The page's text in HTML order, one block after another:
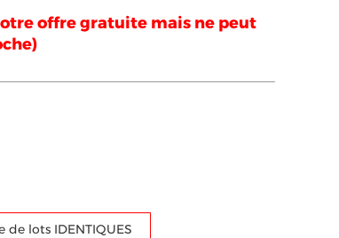
offre gratuite mais ne peut
de lots IDENTIQUES